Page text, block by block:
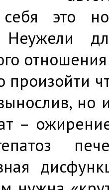
себя это
Неужели
произойти
–